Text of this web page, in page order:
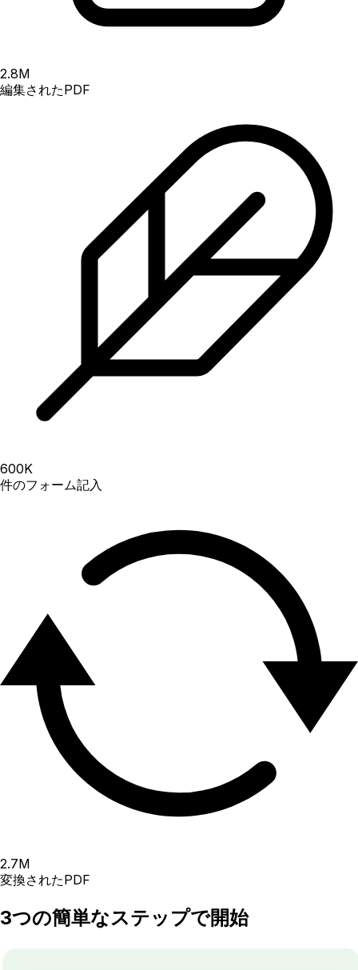
2.8M
編集されたPDF
600K
件のフォーム記入
2.7M
変換されたPDF
3つの簡単なステップで開始